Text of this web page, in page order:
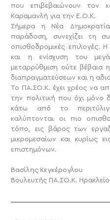
που επιβεβαιώνουν
Καραμανλή για την Ε.Ο.Κ.
Σήμερα η Νέα
παράδοση, συνεχίζει τη
οπισθοδρομικές επιλογές.
και η ενίσχυση του
μεταρρύθμιση ούτε βέβαια
διαπραγματεύσεων και η
Το ΠΑ.ΣΟ.Κ. έχει χρέος να
την πολιτική που όχι μόνο
κάτω από το
καλύπτονται οι πιο
τόπο, εις βάρος των
μικρομεσαίων και κυρίως
επιστημόνων.
Βασίλης Κεγκέρογλου
Βουλευτής ΠΑ.ΣΟ.Κ.